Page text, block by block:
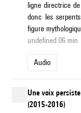
ligne directrice
donc les
figure
undefined 06 min
Audio
Une voix
(2015-2016)